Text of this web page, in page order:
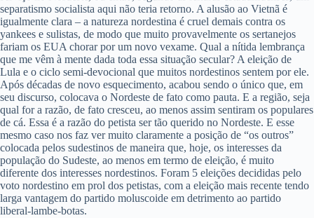
separatismo socialista aqui não teria retorno. A alusão ao Vietnã é
igualmente clara – a natureza nordestina é cruel demais contra os
yankees e sulistas, de modo que muito provavelmente os sertanejos
fariam os EUA chorar por um novo vexame. Qual a nítida lembrança
que me vêm à mente dada toda essa situação secular? A eleição de
Lula e o ciclo semi-devocional que muitos nordestinos sentem por ele.
Após décadas de novo esquecimento, acabou sendo o único que, em
seu discurso, colocava o Nordeste de fato como pauta. E a região, seja
qual for a razão, de fato cresceu, ao menos assim sentiram os populares
de cá. Essa é a razão do petista ser tão querido no Nordeste. E esse
mesmo caso nos faz ver muito claramente a posição de “os outros”
colocada pelos sudestinos de maneira que, hoje, os interesses da
população do Sudeste, ao menos em termo de eleição, é muito
diferente dos interesses nordestinos. Foram 5 eleições decididas pelo
voto nordestino em prol dos petistas, com a eleição mais recente tendo
larga vantagem do partido moluscoide em detrimento ao partido
liberal-lambe-botas.